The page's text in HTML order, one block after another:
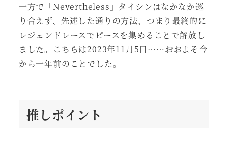
一方で「Nevertheless」タイシンはなかなか巡
り合えず、先述した通りの方法、つまり最終的に
レジェンドレースでピースを集めることで解放し
ました。こちらは2023年11月5日……おおよそ今
から一年前のことでした。
推しポイント